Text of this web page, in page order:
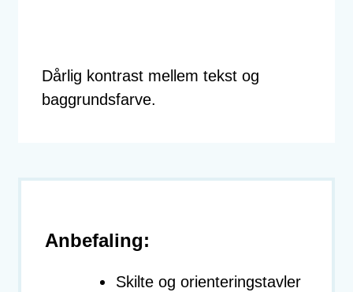
Dårlig kontrast mellem tekst og
baggrundsfarve.
Anbefaling:
Skilte og orienteringstavler